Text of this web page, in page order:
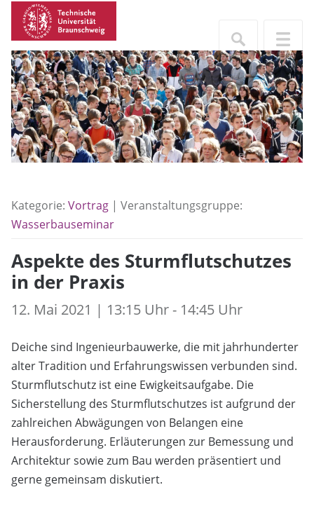
Kategorie: Vortrag | Veranstaltungsgruppe:
Wasserbauseminar
Aspekte des Sturmflutschutzes
in der Praxis
12. Mai 2021 | 13:15 Uhr - 14:45 Uhr
Deiche sind Ingenieurbauwerke, die mit jahrhunderter
alter Tradition und Erfahrungswissen verbunden sind.
Sturmflutschutz ist eine Ewigkeitsaufgabe. Die
Sicherstellung des Sturmflutschutzes ist aufgrund der
zahlreichen Abwägungen von Belangen eine
Herausforderung. Erläuterungen zur Bemessung und
Architektur sowie zum Bau werden präsentiert und
gerne gemeinsam diskutiert.